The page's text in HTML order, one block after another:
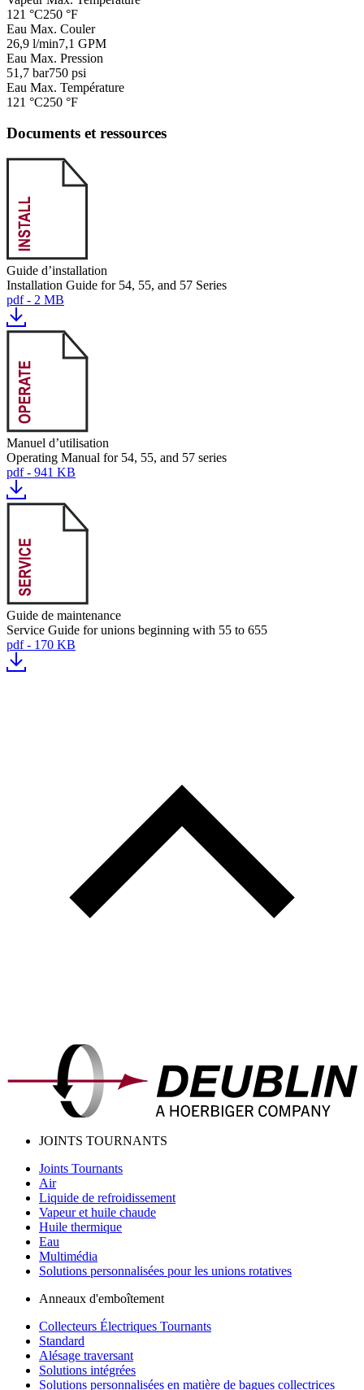
121 °C250 °F
Eau Max. Couler
26,9 l/min7,1 GPM
Eau Max. Pression
51,7 bar750 psi
Eau Max. Température
121 °C250 °F
Documents et ressources
Guide d’installation
Installation Guide for 54, 55, and 57 Series
pdf - 2 MB
Manuel d’utilisation
Operating Manual for 54, 55, and 57 series
pdf - 941 KB
Guide de maintenance
Service Guide for unions beginning with 55 to 655
pdf - 170 KB
JOINTS TOURNANTS
Joints Tournants
Air
Liquide de refroidissement
Vapeur et huile chaude
Huile thermique
Eau
Multimédia
Solutions personnalisées pour les unions rotatives
Anneaux d'emboîtement
Collecteurs Électriques Tournants
Standard
Alésage traversant
Solutions intégrées
Solutions personnalisées en matière de bagues collectrices